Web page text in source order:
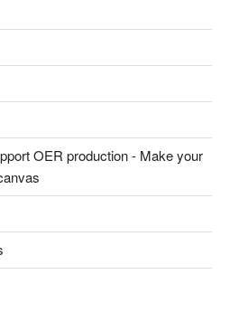
OER production - Make your